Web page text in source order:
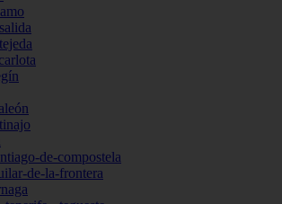
de-compostela
de-la-frontera